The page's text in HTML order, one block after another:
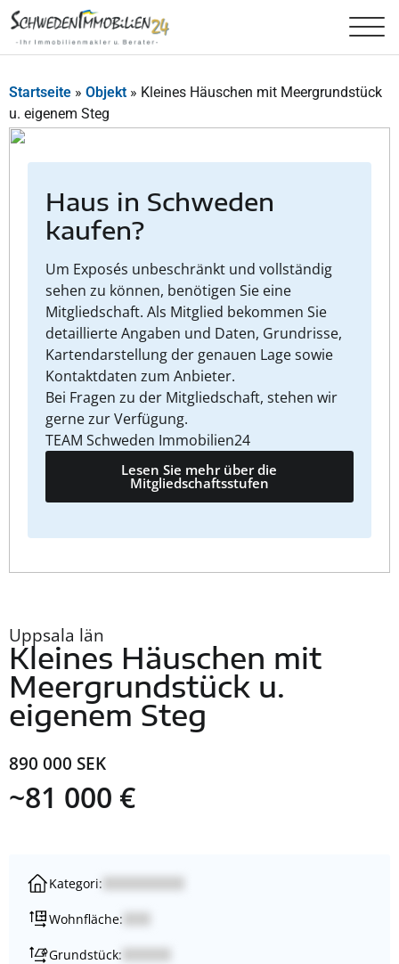
Startseite » Objekt » Kleines Häuschen mit Meergrundstück
u. eigenem Steg
Haus in Schweden
kaufen?
Um Exposés unbeschränkt und vollständig
sehen zu können, benötigen Sie eine
Mitgliedschaft. Als Mitglied bekommen Sie
detaillierte Angaben und Daten, Grundrisse,
Kartendarstellung der genauen Lage sowie
Kontaktdaten zum Anbieter.
Bei Fragen zu der Mitgliedschaft, stehen wir
gerne zur Verfügung.
TEAM Schweden Immobilien24
Lesen Sie mehr über die
Mitgliedschaftsstufen
Uppsala län
Kleines Häuschen mit
Meergrundstück u.
eigenem Steg
890 000 SEK
~81 000 €
Kategori:
Wohnfläche:
Grundstück: